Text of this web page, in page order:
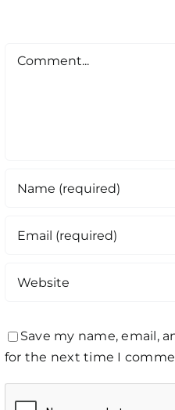
Comment
Save my name, email,
for the next time I